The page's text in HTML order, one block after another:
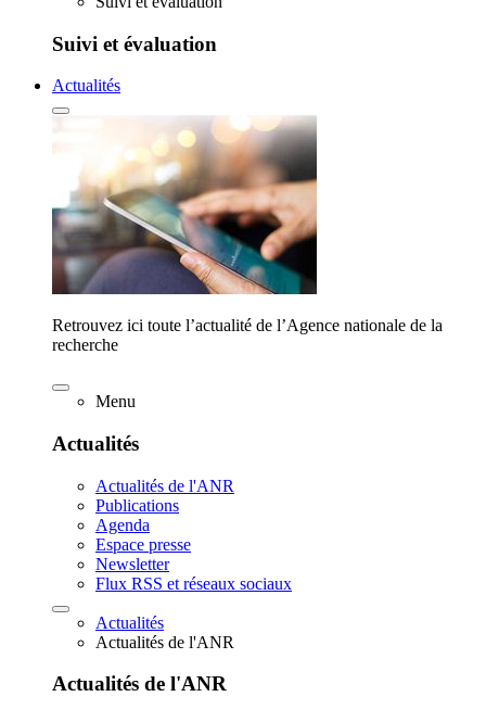
Suivi et évaluation
Actualités
Retrouvez ici toute l’actualité de l’Agence nationale de la
recherche
Menu
Actualités
Actualités de l'ANR
Publications
Agenda
Espace presse
Newsletter
Flux RSS et réseaux sociaux
Actualités
Actualités de l'ANR
Actualités de l'ANR